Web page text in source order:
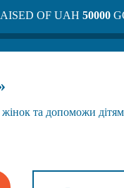
OF UAH 50000
жінок та допоможи